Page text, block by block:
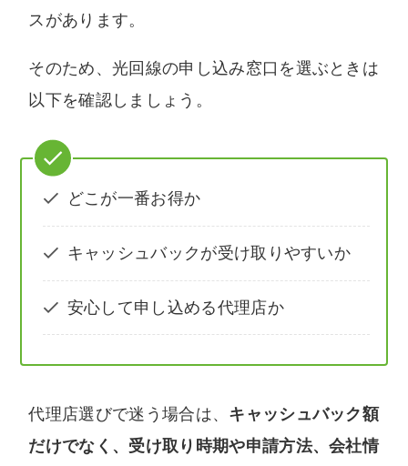
スがあります。
そのため、光回線の申し込み窓口を選ぶときは
以下を確認しましょう。
どこが一番お得か
キャッシュバックが受け取りやすいか
安心して申し込める代理店か
代理店選びで迷う場合は、 キャッシュバック額
だけでなく、受け取り時期や申請方法、会社情